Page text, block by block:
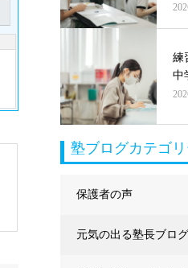
練
中
塾ブログカテゴ
保護者の声
元気の出る塾長ブログ